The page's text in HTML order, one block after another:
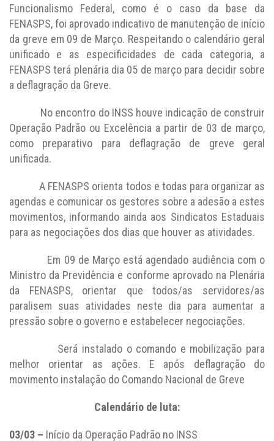
Funcionalismo Federal, como é o caso da base da
FENASPS, foi aprovado indicativo de manutenção de início
da greve em 09 de Março. Respeitando o calendário geral
unificado e as especificidades de cada categoria, a
FENASPS terá plenária dia 05 de março para decidir sobre
a deflagração da Greve.
No encontro do INSS houve indicação de construir
Operação Padrão ou Excelência a partir de 03 de março,
como preparativo para deflagração de greve geral
unificada.
A FENASPS orienta todos e todas para organizar as
agendas e comunicar os gestores sobre a adesão a estes
movimentos, informando ainda aos Sindicatos Estaduais
para as negociações dos dias que houver as atividades.
Em 09 de Março está agendado audiência com o
Ministro da Previdência e conforme aprovado na Plenária
da FENASPS, orientar que todos/as servidores/as
paralisem suas atividades neste dia para aumentar a
pressão sobre o governo e estabelecer negociações.
Será instalado o comando e mobilização para
melhor orientar as ações. E após deflagração do
movimento instalação do Comando Nacional de Greve
Calendário de luta:
03/03 – Início da Operação Padrão no INSS